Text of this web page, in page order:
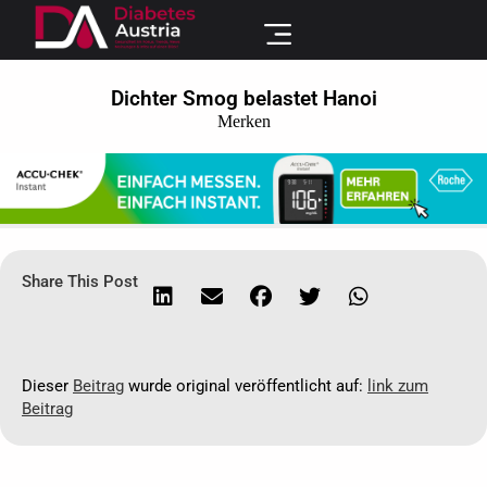
Dichter Smog belastet Hanoi
Merken
Share This Post
Dieser Beitrag wurde original veröffentlicht auf: link zum
Beitrag